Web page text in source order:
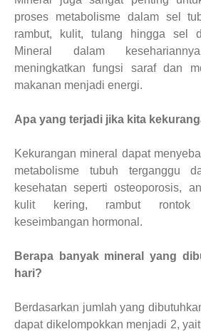
proses metabolisme dalam sel
rambut, kulit, tulang hingga sel
Mineral dalam
meningkatkan fungsi saraf dan
makanan menjadi energi.
Apa yang terjadi jika kita
Kekurangan mineral dapat
metabolisme tubuh terganggu
kesehatan seperti osteoporosis,
kulit kering, rambut rontok
keseimbangan hormonal.
Berapa banyak mineral yang
hari?
Berdasarkan jumlah yang
dapat dikelompokkan menjadi 2,